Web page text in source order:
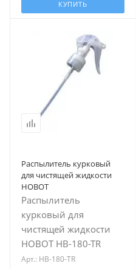
КУПИТЬ
Распылитель курковый
для чистящей жидкости
HOBOT
Распылитель
курковый для
чистящей жидкости
HOBOT HB-180-TR
Арт.: HB-180-TR